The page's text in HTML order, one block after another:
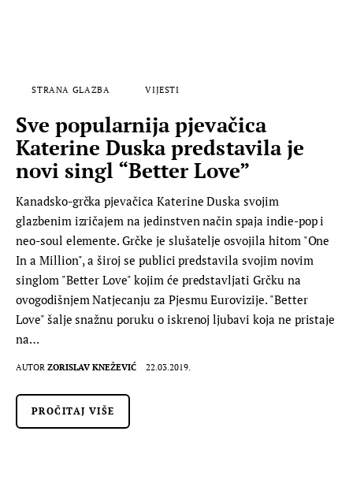
STRANA GLAZBA VIJESTI
Sve popularnija pjevačica
Katerine Duska predstavila je
novi singl “Better Love”
Kanadsko-grčka pjevačica Katerine Duska svojim
glazbenim izričajem na jedinstven način spaja indie-pop i
neo-soul elemente. Grčke je slušatelje osvojila hitom "One
In a Million", a široj se publici predstavila svojim novim
singlom "Better Love" kojim će predstavljati Grčku na
ovogodišnjem Natjecanju za Pjesmu Eurovizije. "Better
Love" šalje snažnu poruku o iskrenoj ljubavi koja ne pristaje
na…
AUTOR ZORISLAV KNEŽEVIĆ 22.03.2019.
PROČITAJ VIŠE